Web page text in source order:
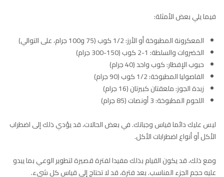
فيما يلي بعض الأمثلة:
المعكرونة المطبوخة أو الأرز: 1/2 كوب (75 و100 جرام، على التوالي)
الخضروات والسلطة: 1-2 كوب (150-300 جرام)
حبوب الإفطار: كوب واحد (40 جرام)
الفاصوليا المطبوخة: 1/2 كوب (90 جرام)
زبدة الجوز: ملعقتان كبيرتان (16 جرام)
اللحوم المطبوخة: 3 أونصات (85 جرام)
ليس عليك دائما قياس وجباتك. في بعض الحالات، قد يؤدي ذلك إلى اضطراب
الأكل أو أنواع اضطرابات الأكل.
ومع ذلك، قد يكون القيام بذلك مفيدا لفترة قصيرة لتطوير الوعي بما يبدو
عليه حجم الجزء المناسب. بعد فترة، قد لا تحتاج إلى قياس كل شيء.